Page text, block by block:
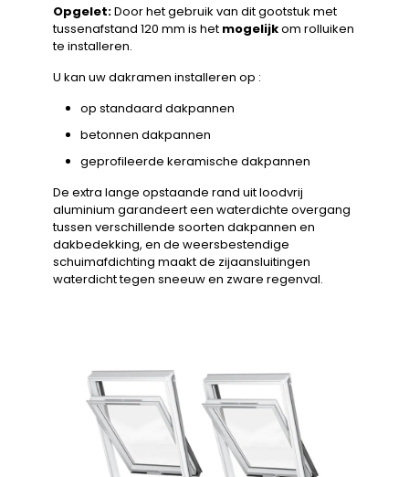
Opgelet:Door het gebruik van dit gootstuk met
tussenafstand 120 mm is het mogelijkom rolluiken
te installeren.
U kan uw dakramen installeren op :
op standaard dakpannen
betonnen dakpannen
geprofileerde keramische dakpannen
De extra lange opstaande rand uit loodvrij
aluminium garandeert een waterdichte overgang
tussen verschillende soorten dakpannen en
dakbedekking, en de weersbestendige
schuimafdichting maakt de zijaansluitingen
waterdicht tegen sneeuw en zware regenval.